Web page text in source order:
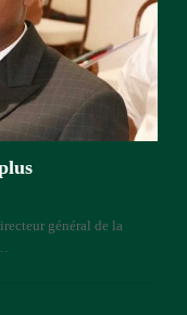
général de la